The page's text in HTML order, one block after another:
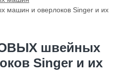
и оверлоков Singer и их
швейных
Singer и их